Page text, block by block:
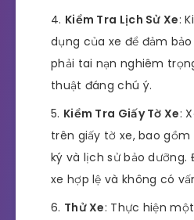
Kiểm Tra Lịch Sử Xe:
dụng của xe để đảm
phải tai nạn nghiêm
thuật đáng chú ý.
Kiểm Tra Giấy Tờ Xe:
trên giấy tờ xe, bao gồm
ký và lịch sử bảo dưỡng.
xe hợp lệ và không có
Thử Xe: Thực hiện